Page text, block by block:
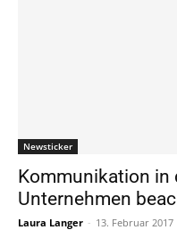
Newsticker
Kommunikation in
Unternehmen
Laura Langer - 13. Februar 2017